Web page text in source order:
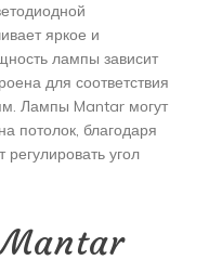
яркое и
лампы зависит
для соответствия
Лампы Mantar могут
потолок, благодаря
угол